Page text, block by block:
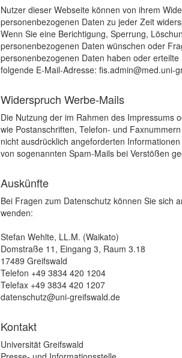
Nutzer dieser Webseite können von ihrem
personenbezogenen Daten zu jeder Zeit
Wenn Sie eine Berichtigung, Sperrung,
personenbezogenen Daten wünschen oder
personenbezogenen Daten haben oder
folgende E-Mail-Adresse: fis.admin@med.uni-
Widerspruch Werbe-Mails
Die Nutzung der im Rahmen des Impressums
wie Postanschriften, Telefon- und
nicht ausdrücklich angeforderten
von sogenannten Spam-Mails bei Verstößen
Auskünfte
Bei Fragen zum Datenschutz können Sie sich
wenden:
Stefan Wehlte, LL.M. (Waikato)
Domstraße 11, Eingang 3, Raum 3.18
17489 Greifswald
Telefon +49 3834 420 1204
Telefax +49 3834 420 1207
datenschutz@uni-greifswald.de
Kontakt
Universität Greifswald